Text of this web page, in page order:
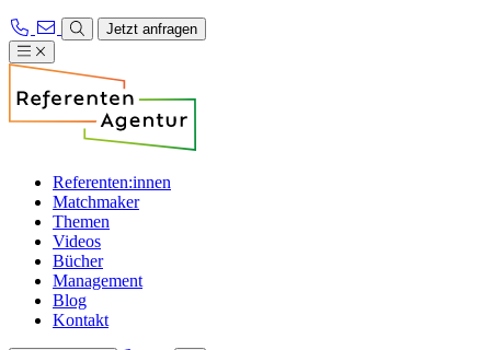
Jetzt anfragen
Referenten:innen
Matchmaker
Themen
Videos
Bücher
Management
Blog
Kontakt